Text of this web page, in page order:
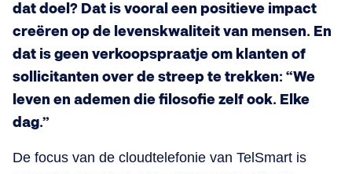
dat doel? Dat is vooral een positieve impact
creëren op de levenskwaliteit van mensen. En
dat is geen verkoopspraatje om klanten of
sollicitanten over de streep te trekken: “We
leven en ademen die filosofie zelf ook. Elke
dag.”
De focus van de cloudtelefonie van TelSmart is